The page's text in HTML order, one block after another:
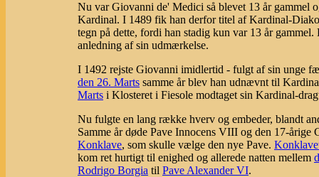
Nu var Giovanni de' Medici så blevet 13 år gammel
Kardinal. I 1489 fik han derfor titel af Kardinal-
tegn på dette, fordi han stadig kun var 13 år
anledning af sin udmærkelse.
I 1492 rejste Giovanni imidlertid - fulgt af sin unge
den 26. Marts samme år blev han udnævnt til
Marts i Klosteret i Fiesole modtaget sin Kardinal-
Nu fulgte en lang række hverv og embeder, blandt
Samme år døde Pave Innocens VIII og den 17-
Konklave, som skulle vælge den nye Pave.
kom ret hurtigt til enighed og allerede natten mellem
Rodrigo Borgia til Pave Alexander VI.